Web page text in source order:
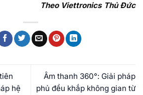
Theo Viettronics Thủ Đức
hệ
Âm thanh 360°: Giải pháp
phủ đều khắp không gian từ